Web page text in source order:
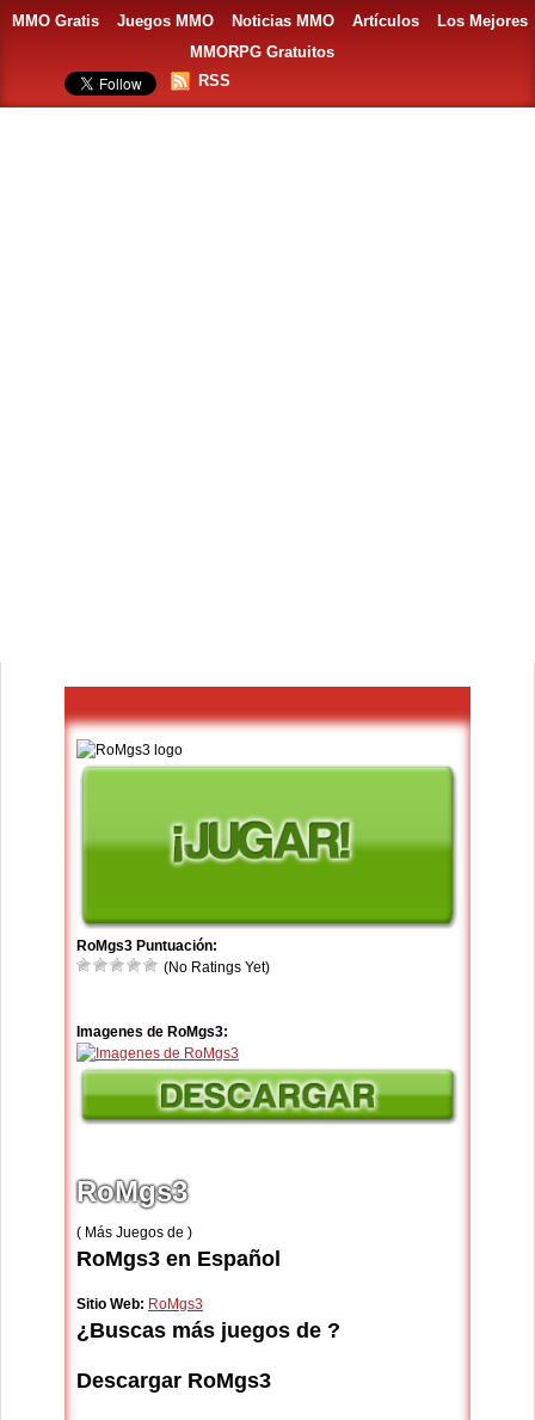
MMO Gratis Juegos MMO Noticias MMO Artículos
Los Mejores
MMORPG Gratuitos
RSS
RoMgs3 Puntuación:
(No Ratings Yet)
Imagenes de RoMgs3:
RoMgs3
( Más Juegos de )
RoMgs3 en Español
Sitio Web: RoMgs3
¿Buscas más juegos de ?
Descargar RoMgs3